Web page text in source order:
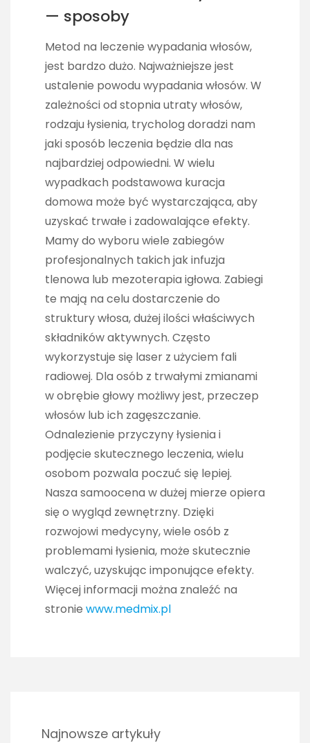
— sposoby
Metod na leczenie wypadania włosów,
jest bardzo dużo. Najważniejsze jest
ustalenie powodu wypadania włosów. W
zależności od stopnia utraty włosów,
rodzaju łysienia, trycholog doradzi nam
jaki sposób leczenia będzie dla nas
najbardziej odpowiedni. W wielu
wypadkach podstawowa kuracja
domowa może być wystarczająca, aby
uzyskać trwałe i zadowalające efekty.
Mamy do wyboru wiele zabiegów
profesjonalnych takich jak infuzja
tlenowa lub mezoterapia igłowa. Zabiegi
te mają na celu dostarczenie do
struktury włosa, dużej ilości właściwych
składników aktywnych. Często
wykorzystuje się laser z użyciem fali
radiowej. Dla osób z trwałymi zmianami
w obrębie głowy możliwy jest, przeczep
włosów lub ich zagęszczanie.
Odnalezienie przyczyny łysienia i
podjęcie skutecznego leczenia, wielu
osobom pozwala poczuć się lepiej.
Nasza samoocena w dużej mierze opiera
się o wygląd zewnętrzny. Dzięki
rozwojowi medycyny, wiele osób z
problemami łysienia, może skutecznie
walczyć, uzyskując imponujące efekty.
Więcej informacji można znaleźć na
stronie www.medmix.pl
Najnowsze artykuły